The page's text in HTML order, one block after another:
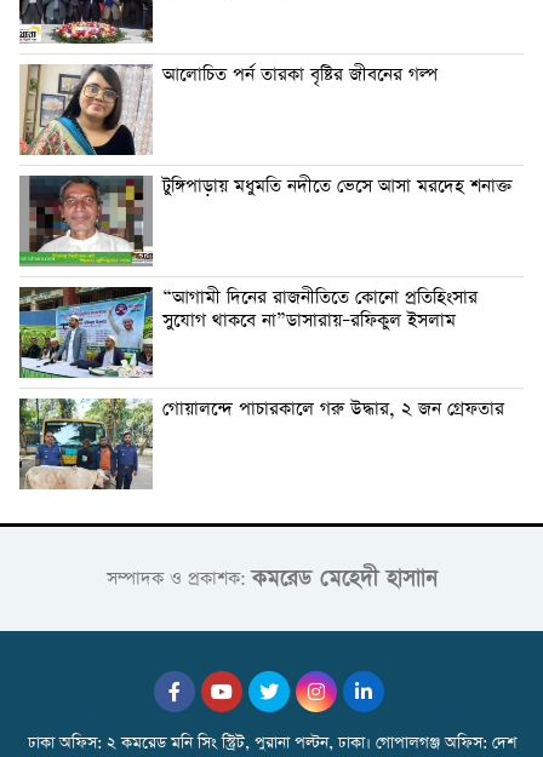
আলোচিত পর্ন তারকা বৃষ্টির জীবনের গল্প
টুঙ্গিপাড়ায় মধুমতি নদীতে ভেসে আসা মরদেহ শনাক্ত
“আগামী দিনের রাজনীতিতে কোনো প্রতিহিংসার
সুযোগ থাকবে না”ডাসারায়–রফিকুল ইসলাম
গোয়ালন্দে পাচারকালে গরু উদ্ধার, ২ জন গ্রেফতার
সম্পাদক ও প্রকাশক:কমরেড মেহেদী হাসাান
ঢাকা অফিস: ২ কমরেড মনি সিং স্ট্রিট, পুরানা পল্টন, ঢাকা। গোপালগঞ্জ অফিস: দেশ